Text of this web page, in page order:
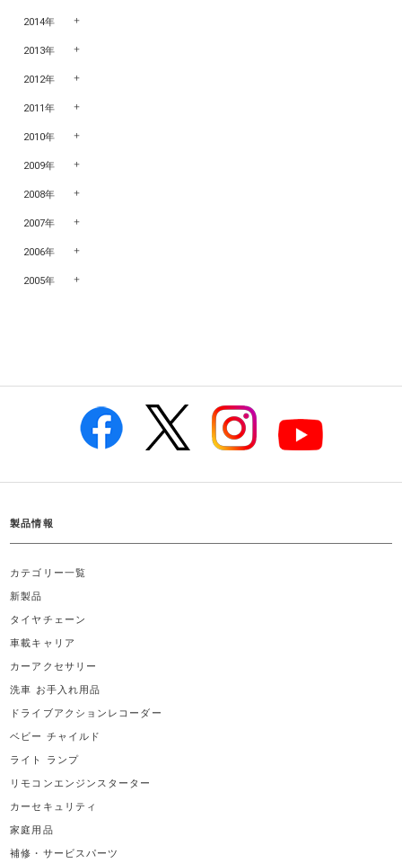
2014年
2013年
2012年
2011年
2010年
2009年
2008年
2007年
2006年
2005年
製品情報
カテゴリー一覧
新製品
タイヤチェーン
車載キャリア
カーアクセサリー
洗車 お手入れ用品
ドライブアクションレコーダー
ベビー チャイルド
ライト ランプ
リモコンエンジンスターター
カーセキュリティ
家庭用品
補修・サービスパーツ